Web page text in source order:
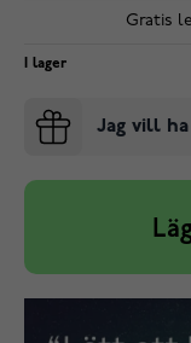
Gratis
I lager
Jag vill